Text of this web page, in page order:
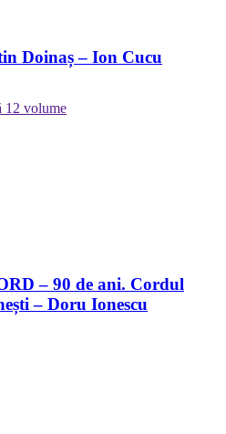
Doinaș – Ion Cucu
12 volume
– 90 de ani. Cordul
– Doru Ionescu